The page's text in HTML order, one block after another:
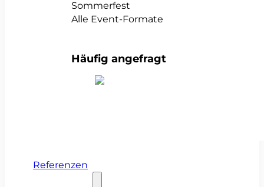
Sommerfest
Alle Event-Formate
Häufig angefragt
Referenzen